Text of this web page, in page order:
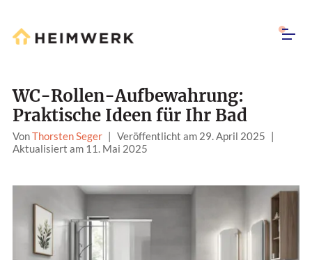
WC-Rollen-Aufbewahrung:
Praktische Ideen für Ihr Bad
VonThorsten Seger | Veröffentlicht am 29. April 2025 |
Aktualisiert am 11. Mai 2025